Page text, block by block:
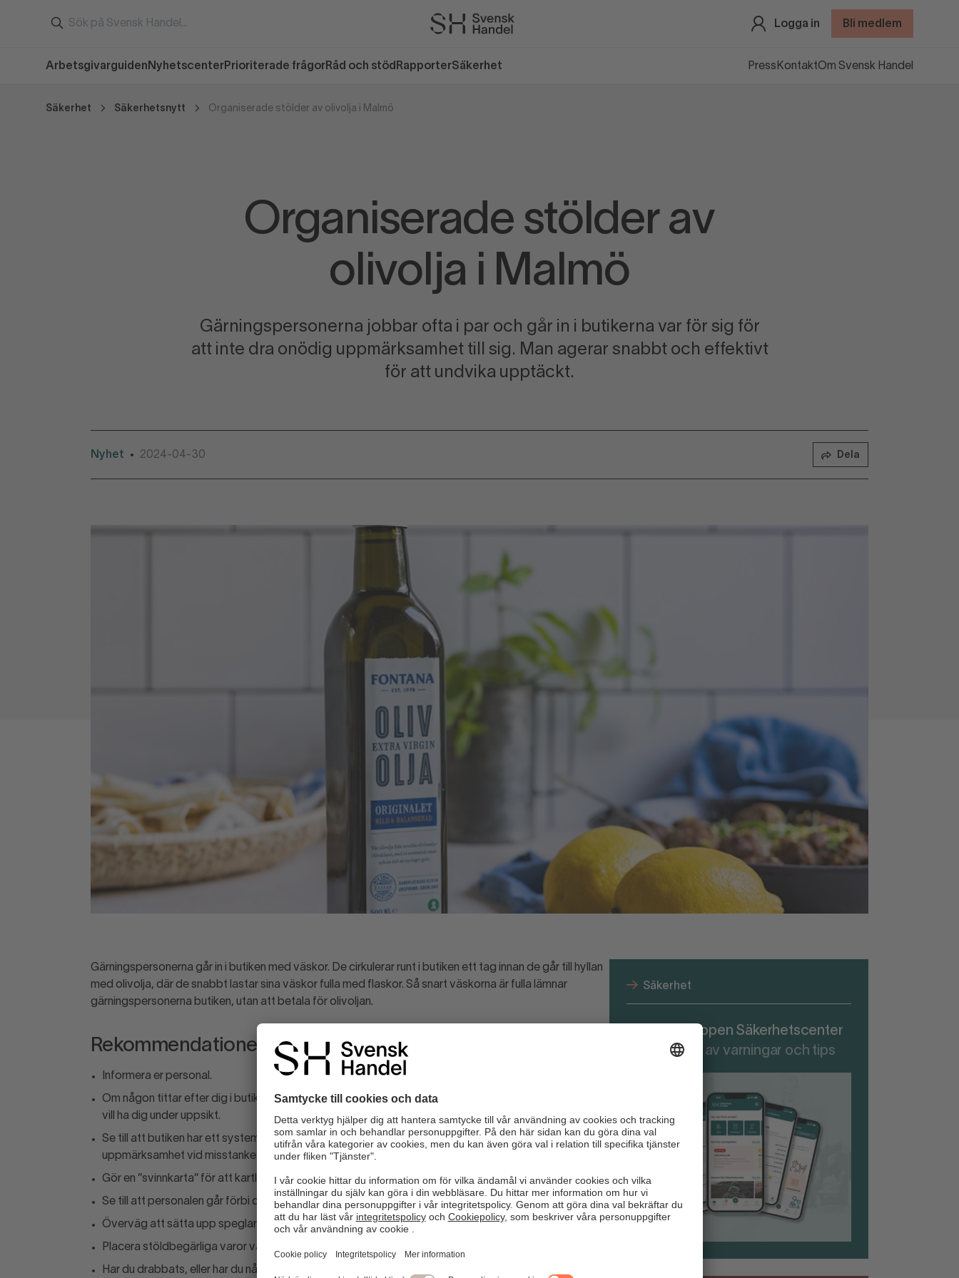
Logga in Bli medlem
Arbetsgivarguiden Nyhetscenter Prioriterade frågor Råd och stöd RapporterSäkerhet Press KontaktOm Svensk Handel
Säkerhet Säkerhetsnytt Organiserade stölder av olivolja i Malmö
Organiserade stölder av
olivolja i Malmö
Gärningspersonerna jobbar ofta i par och går in i butikerna var för sig för
att inte dra onödig uppmärksamhet till sig. Man agerar snabbt och effektivt
för att undvika upptäckt.
Nyhet • 2024-04-30 Dela
Gärningspersonerna går in i butiken med väskor. De cirkulerar runt i butiken ett tag innan de går till hyllan
med olivolja, där de snabbt lastar sina väskor fulla med flaskor. Så snart väskorna är fulla lämnar
gärningspersonerna butiken, utan att betala för olivoljan.
Rekommendationer
Informera er personal.
Om någon tittar efter dig i butiken, gå dit. Det är antingen en kund som behöver hjälp eller en tjuv som
vill ha dig under uppsikt.
Se till att butiken har ett system eller rutin för hur personalen ska kunna påkalla varandras
uppmärksamhet vid misstanke om stöld.
Gör en ”svinnkarta” för att kartlägga stölderna.
Se till att personalen går förbi de ”hotspots” som svinnkartan visar.
Överväg att sätta upp speglar eller kameror vid dolda utrymmen.
Placera stöldbegärliga varor väl synliga så att personalen har varorna under uppsikt.
Har du drabbats, eller har du något tips? Anmäl via appen!
Säkerhet
Ladda ner appen Säkerhetscenter
för att ta del av varningar och tips